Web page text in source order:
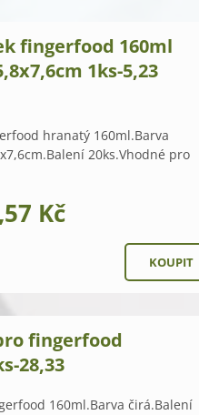
fingerfood 160ml
1ks-5,23
hranatý 160ml.Barva
20ks.Vhodné pro
Kč
fingerfood
28,33
160ml.Barva čirá.Balení